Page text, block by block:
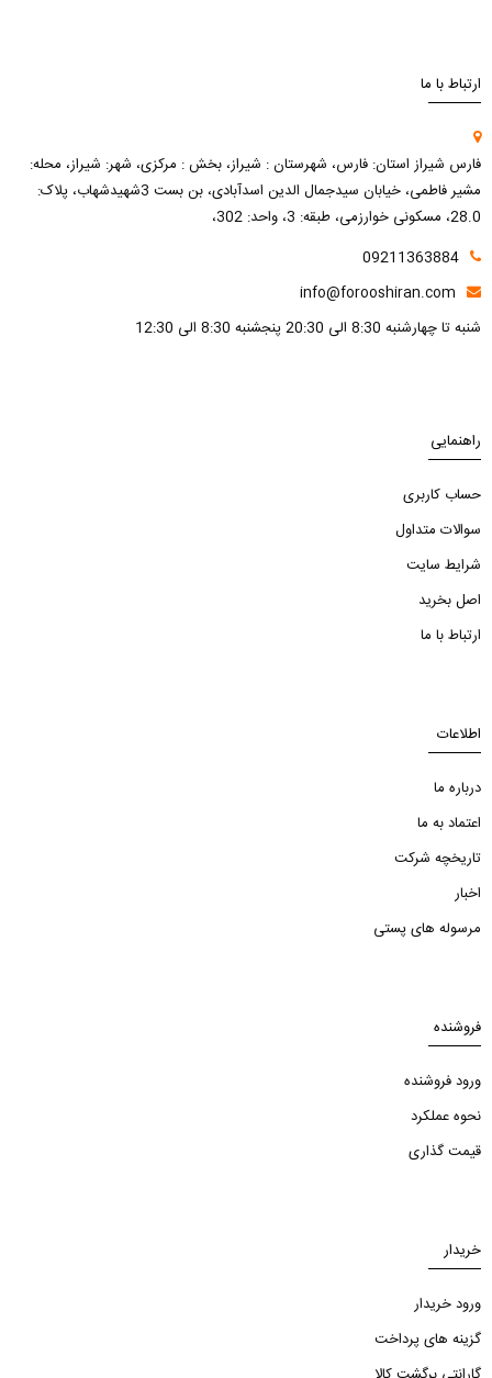
ارتباط با ما
فارس شیراز استان: فارس، شهرستان : شیراز، بخش : مرکزی، شهر: شیراز، محله:
مشیر فاطمی، خیابان سیدجمال الدین اسدآبادی، بن بست 3شهیدشهاب، پلاک:
28.0، مسکونی خوارزمی، طبقه: 3، واحد: 302،
09211363884
info@forooshiran.com
شنبه تا چهارشنبه 8:30 الی 20:30 پنجشنبه 8:30 الی 12:30
راهنمایی
حساب کاربری
سوالات متداول
شرایط سایت
اصل بخرید
ارتباط با ما
اطلاعات
درباره ما
اعتماد به ما
تاریخچه شرکت
اخبار
مرسوله های پستی
فروشنده
ورود فروشنده
نحوه عملکرد
قیمت گذاری
خریدار
ورود خریدار
گزینه های پرداخت